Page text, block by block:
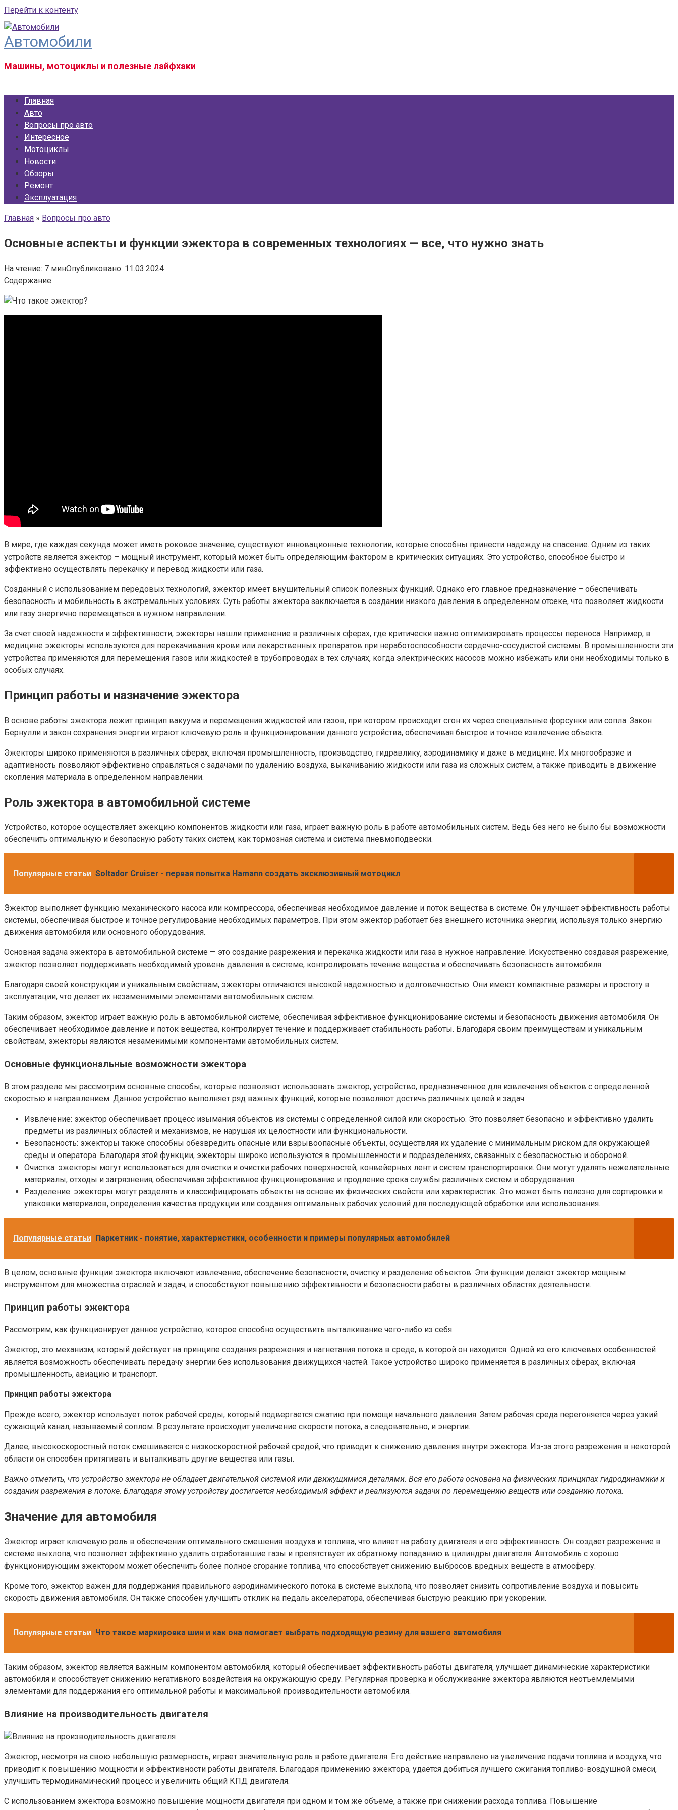
Перейти к контенту
Автомобили
Машины, мотоциклы и полезные лайфхаки
Главная
Авто
Вопросы про авто
Интересное
Мотоциклы
Новости
Обзоры
Ремонт
Эксплуатация
Главная » Вопросы про авто
Основные аспекты и функции эжектора в современных технологиях — все, что нужно знать
На чтение: 7 минОпубликовано: 11.03.2024
Содержание
В мире, где каждая секунда может иметь роковое значение, существуют инновационные технологии, которые способны принести надежду на спасение. Одним из таких
устройств является эжектор – мощный инструмент, который может быть определяющим фактором в критических ситуациях. Это устройство, способное быстро и
эффективно осуществлять перекачку и перевод жидкости или газа.
Созданный с использованием передовых технологий, эжектор имеет внушительный список полезных функций. Однако его главное предназначение – обеспечивать
безопасность и мобильность в экстремальных условиях. Суть работы эжектора заключается в создании низкого давления в определенном отсеке, что позволяет жидкости
или газу энергично перемещаться в нужном направлении.
За счет своей надежности и эффективности, эжекторы нашли применение в различных сферах, где критически важно оптимизировать процессы переноса. Например, в
медицине эжекторы используются для перекачивания крови или лекарственных препаратов при неработоспособности сердечно-сосудистой системы. В промышленности эти
устройства применяются для перемещения газов или жидкостей в трубопроводах в тех случаях, когда электрических насосов можно избежать или они необходимы только в
особых случаях.
Принцип работы и назначение эжектора
В основе работы эжектора лежит принцип вакуума и перемещения жидкостей или газов, при котором происходит сгон их через специальные форсунки или сопла. Закон
Бернулли и закон сохранения энергии играют ключевую роль в функционировании данного устройства, обеспечивая быстрое и точное извлечение объекта.
Эжекторы широко применяются в различных сферах, включая промышленность, производство, гидравлику, аэродинамику и даже в медицине. Их многообразие и
адаптивность позволяют эффективно справляться с задачами по удалению воздуха, выкачиванию жидкости или газа из сложных систем, а также приводить в движение
скопления материала в определенном направлении.
Роль эжектора в автомобильной системе
Устройство, которое осуществляет эжекцию компонентов жидкости или газа, играет важную роль в работе автомобильных систем. Ведь без него не было бы возможности
обеспечить оптимальную и безопасную работу таких систем, как тормозная система и система пневмоподвески.
Популярные статьи Soltador Cruiser - первая попытка Hamann создать эксклюзивный мотоцикл
Эжектор выполняет функцию механического насоса или компрессора, обеспечивая необходимое давление и поток вещества в системе. Он улучшает эффективность работы
системы, обеспечивая быстрое и точное регулирование необходимых параметров. При этом эжектор работает без внешнего источника энергии, используя только энергию
движения автомобиля или основного оборудования.
Основная задача эжектора в автомобильной системе — это создание разрежения и перекачка жидкости или газа в нужное направление. Искусственно создавая разрежение,
эжектор позволяет поддерживать необходимый уровень давления в системе, контролировать течение вещества и обеспечивать безопасность автомобиля.
Благодаря своей конструкции и уникальным свойствам, эжекторы отличаются высокой надежностью и долговечностью. Они имеют компактные размеры и простоту в
эксплуатации, что делает их незаменимыми элементами автомобильных систем.
Таким образом, эжектор играет важную роль в автомобильной системе, обеспечивая эффективное функционирование системы и безопасность движения автомобиля. Он
обеспечивает необходимое давление и поток вещества, контролирует течение и поддерживает стабильность работы. Благодаря своим преимуществам и уникальным
свойствам, эжекторы являются незаменимыми компонентами автомобильных систем.
Основные функциональные возможности эжектора
В этом разделе мы рассмотрим основные способы, которые позволяют использовать эжектор, устройство, предназначенное для извлечения объектов с определенной
скоростью и направлением. Данное устройство выполняет ряд важных функций, которые позволяют достичь различных целей и задач.
Извлечение: эжектор обеспечивает процесс изымания объектов из системы с определенной силой или скоростью. Это позволяет безопасно и эффективно удалить
предметы из различных областей и механизмов, не нарушая их целостности или функциональности.
Безопасность: эжекторы также способны обезвредить опасные или взрывоопасные объекты, осуществляя их удаление с минимальным риском для окружающей
среды и оператора. Благодаря этой функции, эжекторы широко используются в промышленности и подразделениях, связанных с безопасностью и обороной.
Очистка: эжекторы могут использоваться для очистки и очистки рабочих поверхностей, конвейерных лент и систем транспортировки. Они могут удалять нежелательные
материалы, отходы и загрязнения, обеспечивая эффективное функционирование и продление срока службы различных систем и оборудования.
Разделение: эжекторы могут разделять и классифицировать объекты на основе их физических свойств или характеристик. Это может быть полезно для сортировки и
упаковки материалов, определения качества продукции или создания оптимальных рабочих условий для последующей обработки или использования.
Популярные статьи Паркетник - понятие, характеристики, особенности и примеры популярных автомобилей
В целом, основные функции эжектора включают извлечение, обеспечение безопасности, очистку и разделение объектов. Эти функции делают эжектор мощным
инструментом для множества отраслей и задач, и способствуют повышению эффективности и безопасности работы в различных областях деятельности.
Принцип работы эжектора
Рассмотрим, как функционирует данное устройство, которое способно осуществить выталкивание чего-либо из себя.
Эжектор, это механизм, который действует на принципе создания разрежения и нагнетания потока в среде, в которой он находится. Одной из его ключевых особенностей
является возможность обеспечивать передачу энергии без использования движущихся частей. Такое устройство широко применяется в различных сферах, включая
промышленность, авиацию и транспорт.
Принцип работы эжектора
Прежде всего, эжектор использует поток рабочей среды, который подвергается сжатию при помощи начального давления. Затем рабочая среда перегоняется через узкий
сужающий канал, называемый соплом. В результате происходит увеличение скорости потока, а следовательно, и энергии.
Далее, высокоскоростный поток смешивается с низкоскоростной рабочей средой, что приводит к снижению давления внутри эжектора. Из-за этого разрежения в некоторой
области он способен притягивать и выталкивать другие вещества или газы.
Важно отметить, что устройство эжектора не обладает двигательной системой или движущимися деталями. Вся его работа основана на физических принципах гидродинамики и
создании разрежения в потоке. Благодаря этому устройству достигается необходимый эффект и реализуются задачи по перемещению веществ или созданию потока.
Значение для автомобиля
Эжектор играет ключевую роль в обеспечении оптимального смешения воздуха и топлива, что влияет на работу двигателя и его эффективность. Он создает разрежение в
системе выхлопа, что позволяет эффективно удалить отработавшие газы и препятствует их обратному попаданию в цилиндры двигателя. Автомобиль с хорошо
функционирующим эжектором может обеспечить более полное сгорание топлива, что способствует снижению выбросов вредных веществ в атмосферу.
Кроме того, эжектор важен для поддержания правильного аэродинамического потока в системе выхлопа, что позволяет снизить сопротивление воздуха и повысить
скорость движения автомобиля. Он также способен улучшить отклик на педаль акселератора, обеспечивая быструю реакцию при ускорении.
Популярные статьи Что такое маркировка шин и как она помогает выбрать подходящую резину для вашего автомобиля
Таким образом, эжектор является важным компонентом автомобиля, который обеспечивает эффективность работы двигателя, улучшает динамические характеристики
автомобиля и способствует снижению негативного воздействия на окружающую среду. Регулярная проверка и обслуживание эжектора являются неотъемлемыми
элементами для поддержания его оптимальной работы и максимальной производительности автомобиля.
Влияние на производительность двигателя
Эжектор, несмотря на свою небольшую размерность, играет значительную роль в работе двигателя. Его действие направлено на увеличение подачи топлива и воздуха, что
приводит к повышению мощности и эффективности работы двигателя. Благодаря применению эжектора, удается добиться лучшего сжигания топливо-воздушной смеси,
улучшить термодинамический процесс и увеличить общий КПД двигателя.
С использованием эжектора возможно повышение мощности двигателя при одном и том же объеме, а также при снижении расхода топлива. Повышение